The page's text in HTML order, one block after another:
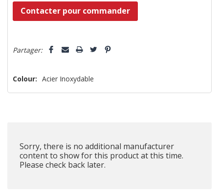
Dépêchez-
vous!
n’en
plus
Contacter pour commander
Partager:
Colour: Acier Inoxydable
Sorry, there is no additional manufacturer
content to show for this product at this time.
Please check back later.